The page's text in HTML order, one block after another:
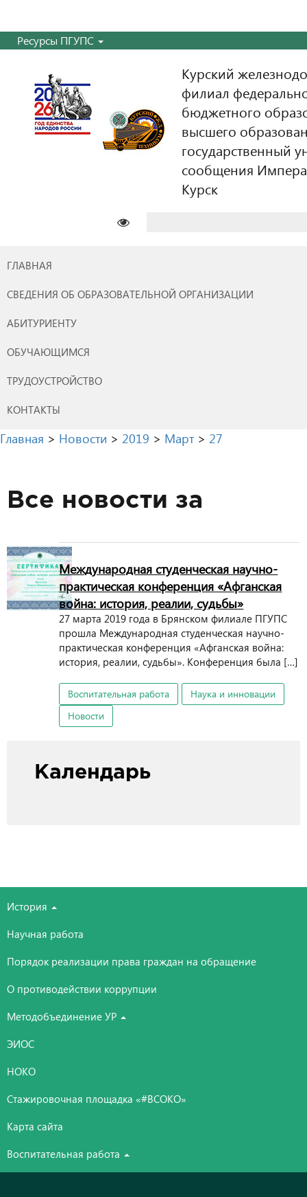
Ресурсы ПГУПС
Курский
филиал
бюджетного
высшего
государственный
сообщения
Курск
ГЛАВНАЯ
СВЕДЕНИЯ ОБ ОБРАЗОВАТЕЛЬНОЙ ОРГАНИЗАЦИИ
АБИТУРИЕНТУ
ОБУЧАЮЩИМСЯ
ТРУДОУСТРОЙСТВО
КОНТАКТЫ
Главная > Новости > 2019 > Март > 27
Все новости за
Международная студенческая научно-
практическая конференция «Афганская
война: история, реалии, судьбы»
27 марта 2019 года в Брянском филиале ПГУПС
прошла Международная студенческая научно-
практическая конференция «Афганская война:
история, реалии, судьбы». Конференция была […]
Воспитательная работа
Наука и инновации
Новости
Календарь
История
Научная работа
Порядок реализации права граждан на обращение
О противодействии коррупции
Методобъединение УР
ЭИОС
НОКО
Стажировочная площадка «#ВСОКО»
Карта сайта
Воспитательная работа